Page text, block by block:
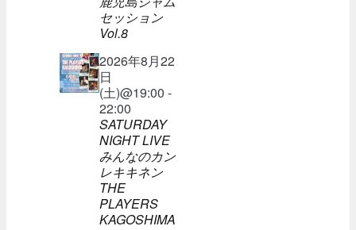
セッション
Vol.8
2026年8月22
日
(土)@19:00 -
22:00
SATURDAY
NIGHT LIVE
みんなのカン
レキキネン
THE
PLAYERS
KAGOSHIMA